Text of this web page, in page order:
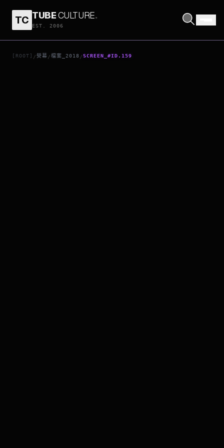
TC TUBECULTURE.
EST. 2006
[ROOT] /熒幕 /檔案_2018 /SCREEN_#ID.159
返家